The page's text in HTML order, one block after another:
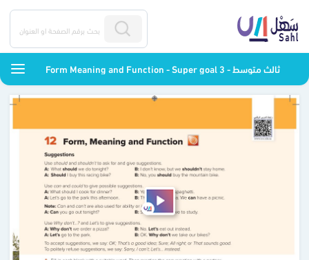
Form Meaning and Function - Super goal 3 - ثالث متوسط